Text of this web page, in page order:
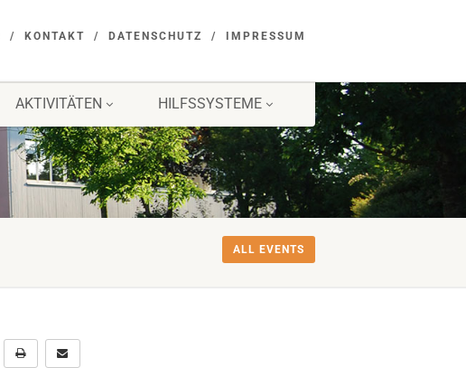
KONTAKT DATENSCHUTZ IMPRESSUM
AKTIVITÄTEN HILFSSYSTEME
ALL EVENTS